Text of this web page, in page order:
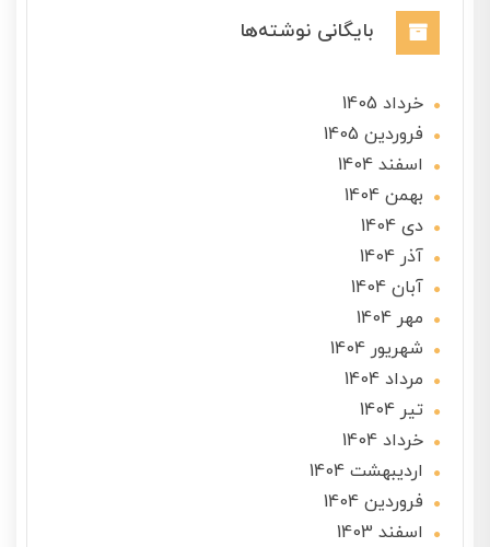
بایگانی نوشته‌ها
خرداد 1405
فروردین 1405
اسفند 1404
بهمن 1404
دی 1404
آذر 1404
آبان 1404
مهر 1404
شهریور 1404
مرداد 1404
تير 1404
خرداد 1404
ارديبهشت 1404
فروردین 1404
اسفند 1403